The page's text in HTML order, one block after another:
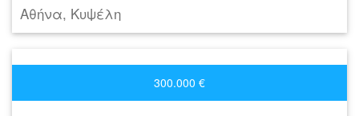
Αθήνα, Κυψέλη
300.000 €